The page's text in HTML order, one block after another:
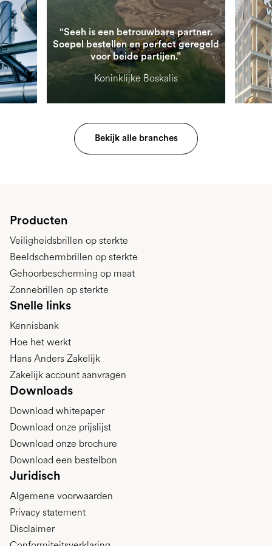
“Seeh is een betrouwbare partner.
Soepel bestellen en perfect geregeld
voor beide partijen.”
Koninklijke Boskalis
Bekijk alle branches
Producten
Veiligheidsbrillen op sterkte
Beeldschermbrillen op sterkte
Gehoorbescherming op maat
Zonnebrillen op sterkte
Snelle links
Kennisbank
Hoe het werkt
Hans Anders Zakelijk
Zakelijk account aanvragen
Downloads
Download whitepaper
Download onze prijslijst
Download onze brochure
Download een bestelbon
Juridisch
Algemene voorwaarden
Privacy statement
Disclaimer